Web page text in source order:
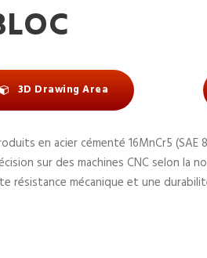
3D Drawing Area
en acier cémenté 16MnCr5
sur des machines CNC selon la
résistance mécanique et une